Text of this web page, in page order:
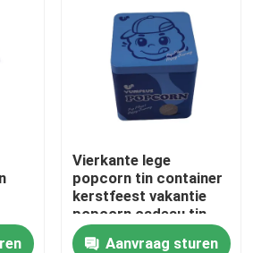
ons op
Vierkante lege
popcorn tin container
kerstfeest vakantie
popcorn cadeau tin
verpakking
Aanvraag sturen